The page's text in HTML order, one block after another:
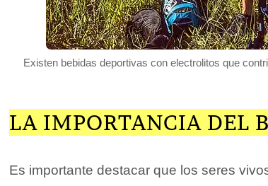
Existen bebidas deportivas con electrolitos que
LA IMPORTANCIA DEL
Es importante destacar que los seres